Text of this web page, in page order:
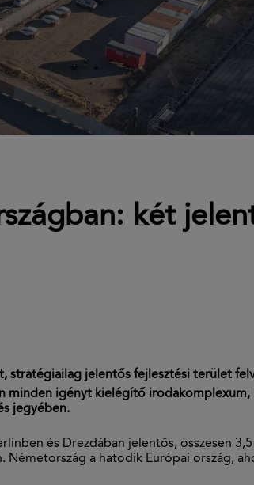
két
stratégiailag jelentős fejlesztési terület
minden igényt kielégítő
jegyében.
és Drezdában jelentős, összesen
a hatodik Európai ország,